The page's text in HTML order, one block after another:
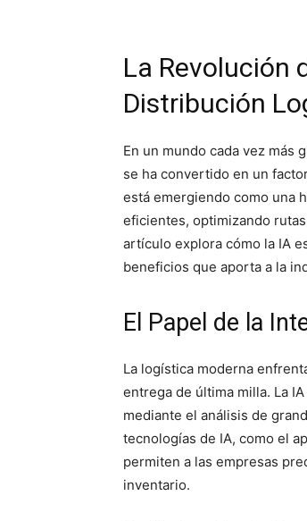
La Revolución
Distribución
En un mundo cada vez más
se ha convertido en un
está emergiendo como una
eficientes, optimizando
artículo explora cómo la IA
beneficios que aporta a la
El Papel de la
La logística moderna
entrega de última milla. La
mediante el análisis de
tecnologías de IA, como el
permiten a las empresas
inventario.